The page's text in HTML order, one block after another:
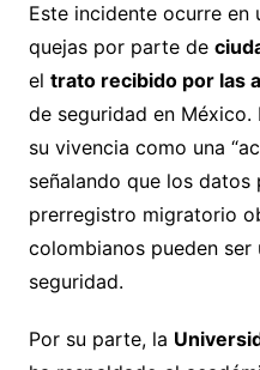
Este incidente ocurre
quejas por parte de
el trato recibido por las
de seguridad en
su vivencia como una
señalando que los
prerregistro migratorio
colombianos pueden
seguridad.
Por su parte, la